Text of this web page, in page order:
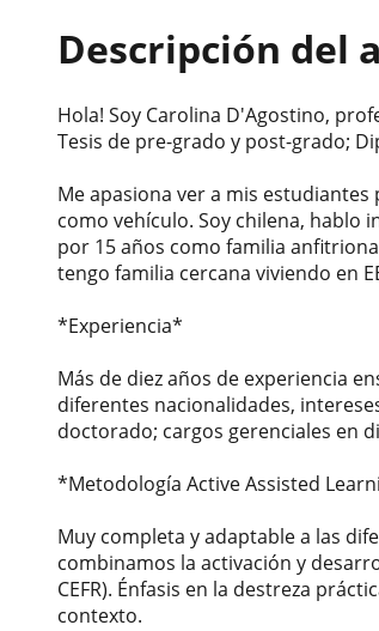
Descripción del
Hola! Soy Carolina D'Agostino,
Tesis de pre-grado y post-grado;
Me apasiona ver a mis
como vehículo. Soy chilena, hablo
por 15 años como familia
tengo familia cercana viviendo en
*Experiencia*
Más de diez años de experiencia
diferentes nacionalidades,
doctorado; cargos gerenciales en
*Metodología Active Assisted
Muy completa y adaptable a las
combinamos la activación y
CEFR). Énfasis en la destreza
contexto.